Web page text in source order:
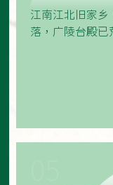
江南江北旧家乡
落，广陵台殿已